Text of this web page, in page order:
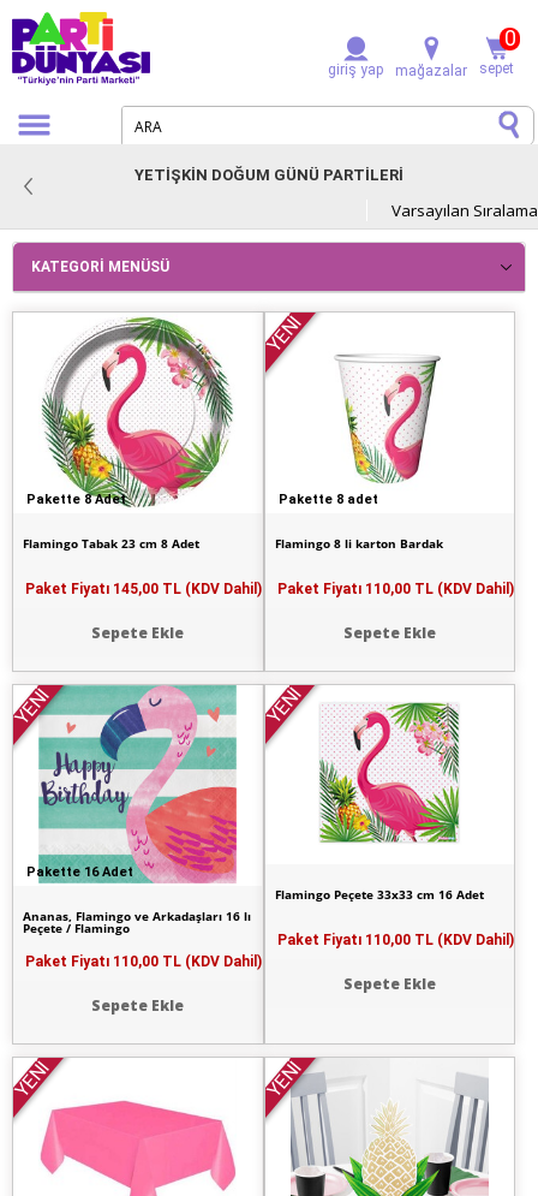
giriş yap mağazalar sepet
0
YETİŞKİN DOĞUM GÜNÜ PARTİLERİ
KATEGORI MENÜSÜ
Pakette 8 Adet
Flamingo Tabak 23 cm 8 Adet
Paket Fiyatı 145,00 TL (KDV Dahil)
Sepete Ekle
Pakette 8 adet
YENİ
Flamingo 8 li karton Bardak
Paket Fiyatı 110,00 TL (KDV Dahil)
Sepete Ekle
Pakette 16 Adet
YENİ
Ananas, Flamingo ve Arkadaşları 16 lı
Peçete / Flamingo
Paket Fiyatı 110,00 TL (KDV Dahil)
Sepete Ekle
YENİ
Flamingo Peçete 33x33 cm 16 Adet
Paket Fiyatı 110,00 TL (KDV Dahil)
Sepete Ekle
YENİ YENİ